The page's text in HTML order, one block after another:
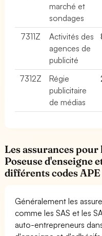
marché et
sondages
7311Z
Activités des
agences de
publicité
7312Z
Régie
publicitaire
de médias
Les assurances
Poseuse d'enseigne
différents codes APE
Généralement les
comme les SAS et les
auto-entrepreneurs